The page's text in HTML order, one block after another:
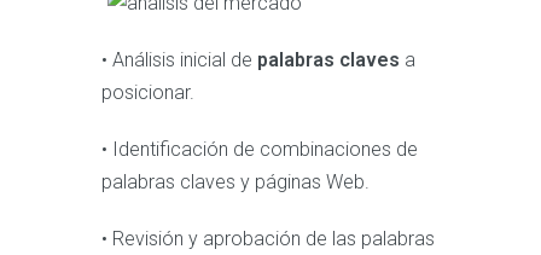
• Análisis inicial de palabras claves a
posicionar.
• Identificación de combinaciones de
palabras claves y páginas Web.
• Revisión y aprobación de las palabras